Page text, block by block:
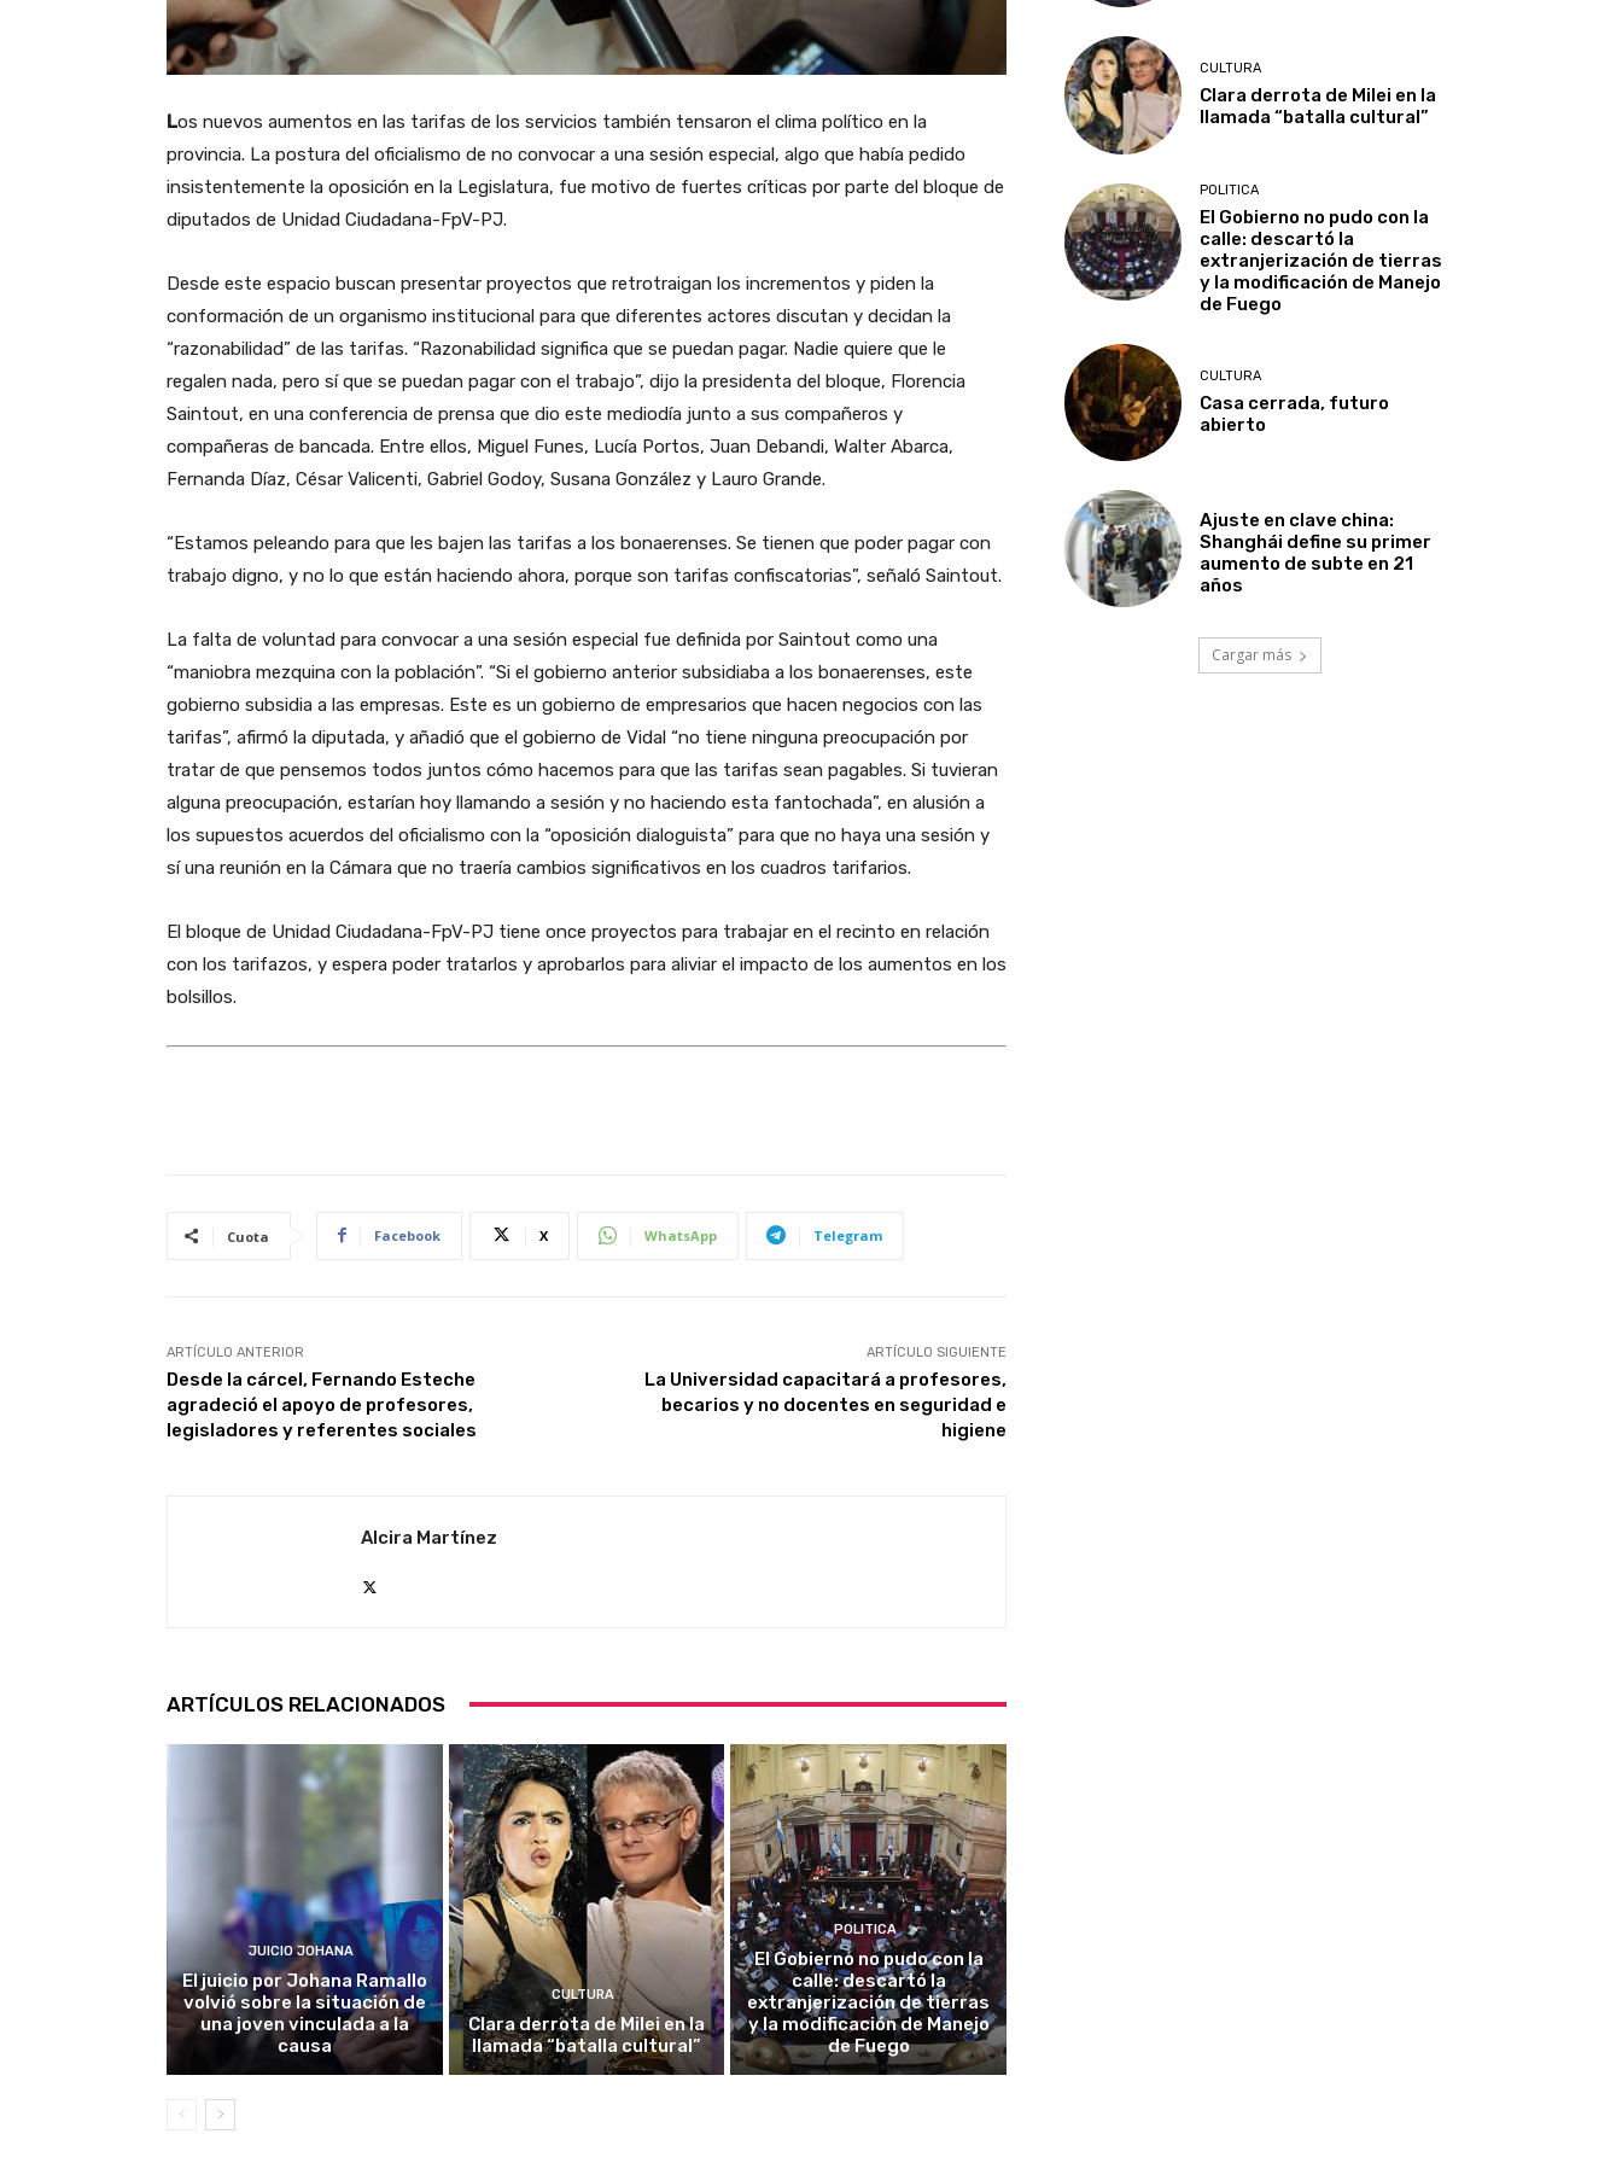
Los nuevos aumentos en las tarifas de los servicios también tensaron el clima político en la
provincia. La postura del oficialismo de no convocar a una sesión especial, algo que había pedido
insistentemente la oposición en la Legislatura, fue motivo de fuertes críticas por parte del bloque de
diputados de Unidad Ciudadana-FpV-PJ.
Desde este espacio buscan presentar proyectos que retrotraigan los incrementos y piden la
conformación de un organismo institucional para que diferentes actores discutan y decidan la
“razonabilidad” de las tarifas. “Razonabilidad significa que se puedan pagar. Nadie quiere que le
regalen nada, pero sí que se puedan pagar con el trabajo”, dijo la presidenta del bloque, Florencia
Saintout, en una conferencia de prensa que dio este mediodía junto a sus compañeros y
compañeras de bancada. Entre ellos, Miguel Funes, Lucía Portos, Juan Debandi, Walter Abarca,
Fernanda Díaz, César Valicenti, Gabriel Godoy, Susana González y Lauro Grande.
“Estamos peleando para que les bajen las tarifas a los bonaerenses. Se tienen que poder pagar con
trabajo digno, y no lo que están haciendo ahora, porque son tarifas confiscatorias”, señaló Saintout.
La falta de voluntad para convocar a una sesión especial fue definida por Saintout como una
“maniobra mezquina con la población”. “Si el gobierno anterior subsidiaba a los bonaerenses, este
gobierno subsidia a las empresas. Este es un gobierno de empresarios que hacen negocios con las
tarifas”, afirmó la diputada, y añadió que el gobierno de Vidal “no tiene ninguna preocupación por
tratar de que pensemos todos juntos cómo hacemos para que las tarifas sean pagables. Si tuvieran
alguna preocupación, estarían hoy llamando a sesión y no haciendo esta fantochada”, en alusión a
los supuestos acuerdos del oficialismo con la “oposición dialoguista” para que no haya una sesión y
sí una reunión en la Cámara que no traería cambios significativos en los cuadros tarifarios.
El bloque de Unidad Ciudadana-FpV-PJ tiene once proyectos para trabajar en el recinto en relación
con los tarifazos, y espera poder tratarlos y aprobarlos para aliviar el impacto de los aumentos en los
bolsillos.
Cuota Facebook X WhatsApp Telegram
ARTÍCULO ANTERIOR
Desde la cárcel, Fernando Esteche
agradeció el apoyo de profesores,
legisladores y referentes sociales
ARTÍCULO SIGUIENTE
La Universidad capacitará a profesores,
becarios y no docentes en seguridad e
higiene
Alcira Martínez
ARTÍCULOS RELACIONADOS
JUICIO JOHANA
El juicio por Johana Ramallo
volvió sobre la situación de
una joven vinculada a la
causa
CULTURA
Clara derrota de Milei en la
llamada “batalla cultural”
POLITICA
El Gobierno no pudo con la
calle: descartó la
extranjerización de tierras
y la modificación de Manejo
de Fuego
CULTURA
Clara derrota de Milei en la
llamada “batalla cultural”
POLITICA
El Gobierno no pudo con la
calle: descartó la
extranjerización de tierras
y la modificación de Manejo
de Fuego
CULTURA
Casa cerrada, futuro
abierto
Ajuste en clave china:
Shanghái define su primer
aumento de subte en 21
años
Cargar más